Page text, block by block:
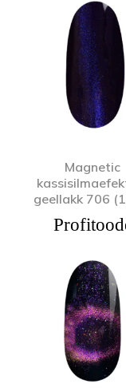
Magnetic
geellakk 706